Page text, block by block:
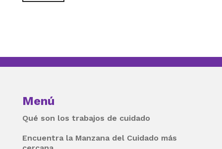
Menú
Qué son los trabajos de cuidado
Encuentra la Manzana del Cuidado más